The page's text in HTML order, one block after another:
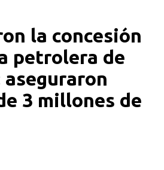
la concesión
petrolera de
aseguraron
3 millones de